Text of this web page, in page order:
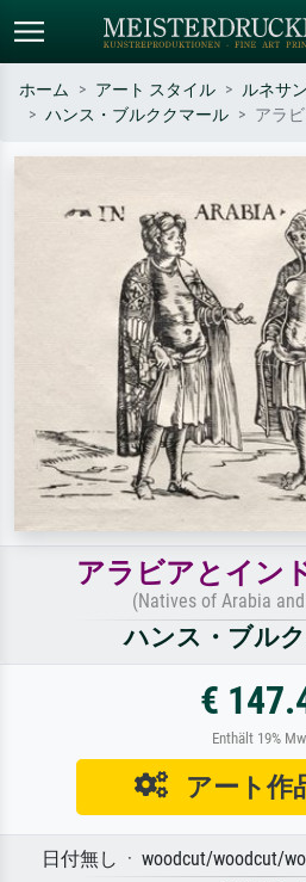
– 例：モネ、星月夜、印象派、北
斎の波、ヌード。
油
ホーム アート スタイル
ルネサ
ハンス・ブルククマール
アラ
アラビアとイン
(Natives of Arabia
ハンス・ブル
€
Enthält 19%
アート作
日付無し · woodcut/woodcut/